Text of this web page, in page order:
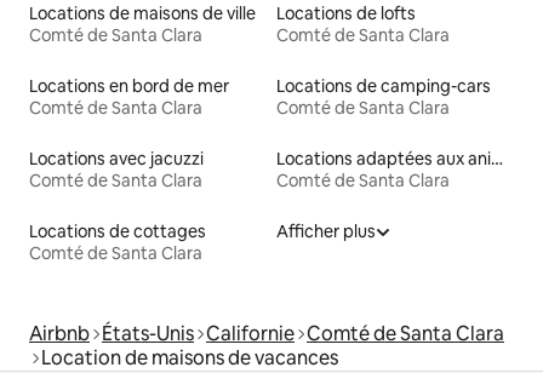
Locations de maisons de ville
Comté de Santa Clara
Locations de lofts
Comté de Santa Clara
Locations en bord de mer
Comté de Santa Clara
Locations de camping-cars
Comté de Santa Clara
Locations avec jacuzzi
Comté de Santa Clara
Locations adaptées aux animaux
Comté de Santa Clara
Locations de cottages
Comté de Santa Clara
Afficher plus
Airbnb États-Unis Californie Comté de Santa Clara
Location de maisons de vacances